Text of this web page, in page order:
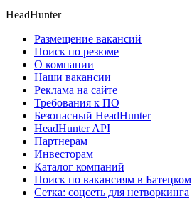
HeadHunter
Размещение вакансий
Поиск по резюме
О компании
Наши вакансии
Реклама на сайте
Требования к ПО
Безопасный HeadHunter
HeadHunter API
Партнерам
Инвесторам
Каталог компаний
Поиск по вакансиям в Батецком
Сетка: соцсеть для нетворкинга